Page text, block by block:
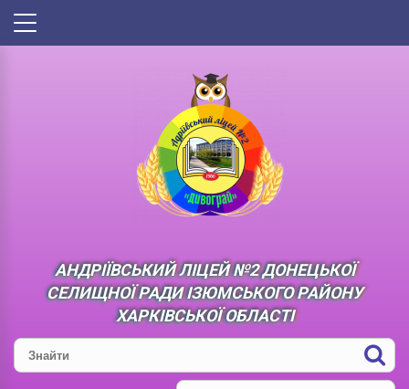
АНДРІЇВСЬКИЙ ЛІЦЕЙ №2 ДОНЕЦЬКОЇ
СЕЛИЩНОЇ РАДИ ІЗЮМСЬКОГО РАЙОНУ
ХАРКІВСЬКОЇ ОБЛАСТІ